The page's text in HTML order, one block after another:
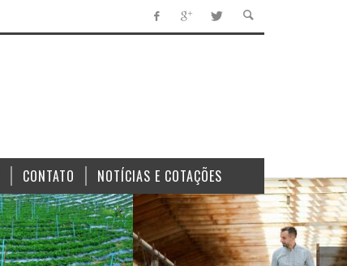
CONTATO NOTÍCIAS E COTAÇÕES